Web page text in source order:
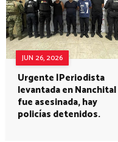
JUN 26, 2026
Urgente |Periodista
levantada en Nanchital
fue asesinada, hay
policías detenidos.